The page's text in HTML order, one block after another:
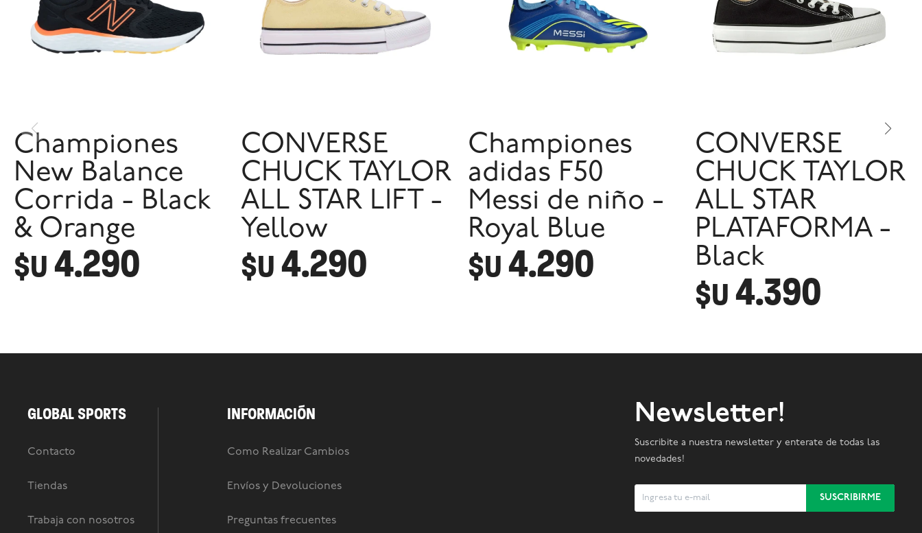
Championes
New Balance
Corrida - Black
& Orange
$U4.290
CONVERSE
CHUCK TAYLOR
ALL STAR LIFT -
Yellow
$U4.290
Championes
adidas F50
Messi de niño -
Royal Blue
$U4.290
CONVERSE
CHUCK TAYLOR
ALL STAR
PLATAFORMA -
Black
$U4.390
GLOBAL SPORTS
Contacto
Tiendas
Trabaja con nosotros
INFORMACIÓN
Como Realizar Cambios
Envíos y Devoluciones
Preguntas frecuentes
Newsletter!
Suscribite a nuestra newsletter y enterate de todas las
novedades!
SUSCRIBIRME